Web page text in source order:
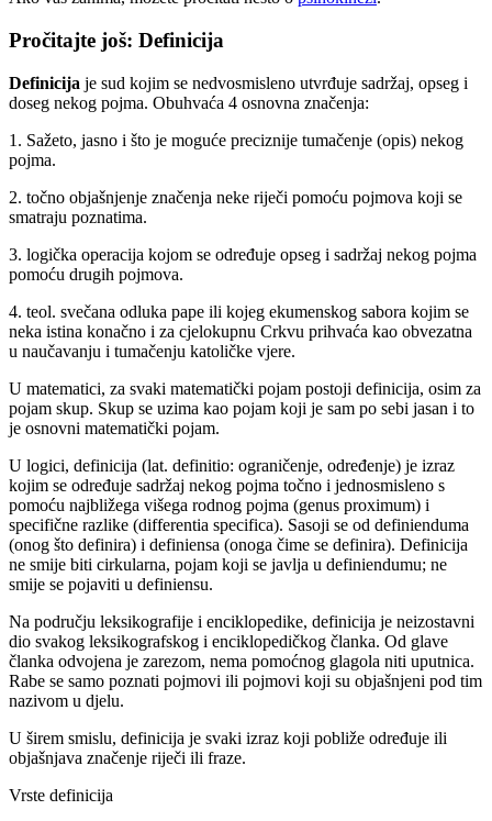
Pročitajte još: Definicija
Definicija je sud kojim se nedvosmisleno utvrđuje sadržaj, opseg i
doseg nekog pojma. Obuhvaća 4 osnovna značenja:
1. Sažeto, jasno i što je moguće preciznije tumačenje (opis) nekog
pojma.
2. točno objašnjenje značenja neke riječi pomoću pojmova koji se
smatraju poznatima.
3. logička operacija kojom se određuje opseg i sadržaj nekog pojma
pomoću drugih pojmova.
4. teol. svečana odluka pape ili kojeg ekumenskog sabora kojim se
neka istina konačno i za cjelokupnu Crkvu prihvaća kao obvezatna
u naučavanju i tumačenju katoličke vjere.
U matematici, za svaki matematički pojam postoji definicija, osim za
pojam skup. Skup se uzima kao pojam koji je sam po sebi jasan i to
je osnovni matematički pojam.
U logici, definicija (lat. definitio: ograničenje, određenje) je izraz
kojim se određuje sadržaj nekog pojma točno i jednosmisleno s
pomoću najbližega višega rodnog pojma (genus proximum) i
specifične razlike (differentia specifica). Sasoji se od definienduma
(onog što definira) i definiensa (onoga čime se definira). Definicija
ne smije biti cirkularna, pojam koji se javlja u definiendumu; ne
smije se pojaviti u definiensu.
Na području leksikografije i enciklopedike, definicija je neizostavni
dio svakog leksikografskog i enciklopedičkog članka. Od glave
članka odvojena je zarezom, nema pomoćnog glagola niti uputnica.
Rabe se samo poznati pojmovi ili pojmovi koji su objašnjeni pod tim
nazivom u djelu.
U širem smislu, definicija je svaki izraz koji pobliže određuje ili
objašnjava značenje riječi ili fraze.
Vrste definicija